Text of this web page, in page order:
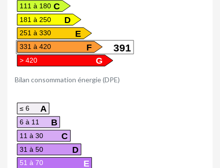
C
111 à 180
D
181 à 250
E
251 à 330
391
F
331 à 420
G
> 420
Bilan consommation énergie (DPE)
A
≤ 6
B
6 à 11
C
11 à 30
D
31 à 50
E
51 à 70